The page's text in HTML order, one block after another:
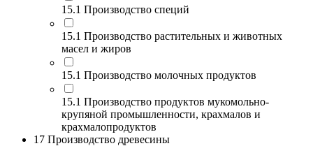
15.1 Производство специй
15.1 Производство растительных и животных
масел и жиров
15.1 Производство молочных продуктов
15.1 Производство продуктов мукомольно-
крупяной промышленности, крахмалов и
крахмалопродуктов
17 Производство древесины